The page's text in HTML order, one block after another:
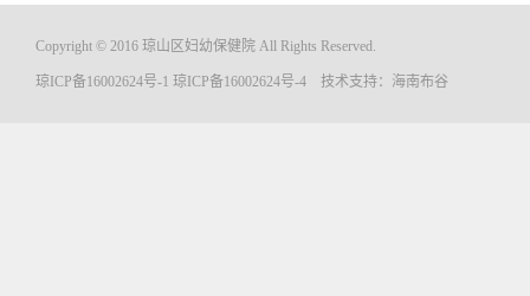
Copyright © 2016 琼山区妇幼保健院 All Rights Reserved.
琼ICP备16002624号-1 琼ICP备16002624号-4 技术支持： 海南布谷